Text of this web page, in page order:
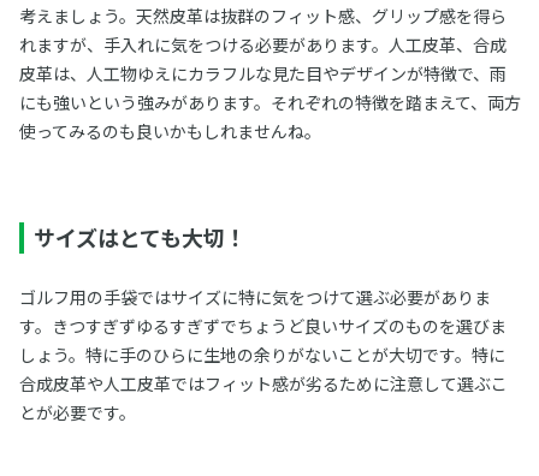
考えましょう。天然皮革は抜群のフィット感、グリップ感を得ら
れますが、手入れに気をつける必要があります。人工皮革、合成
皮革は、人工物ゆえにカラフルな見た目やデザインが特徴で、雨
にも強いという強みがあります。それぞれの特徴を踏まえて、両方
使ってみるのも良いかもしれませんね。
サイズはとても大切！
ゴルフ用の手袋ではサイズに特に気をつけて選ぶ必要がありま
す。きつすぎずゆるすぎずでちょうど良いサイズのものを選びま
しょう。特に手のひらに生地の余りがないことが大切です。特に
合成皮革や人工皮革ではフィット感が劣るために注意して選ぶこ
とが必要です。